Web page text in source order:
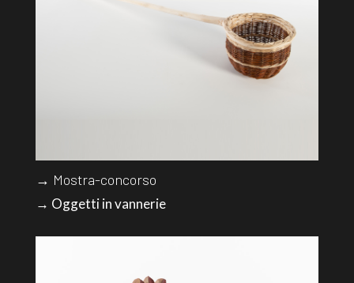
→ Mostra-concorso
→ Oggetti in vannerie